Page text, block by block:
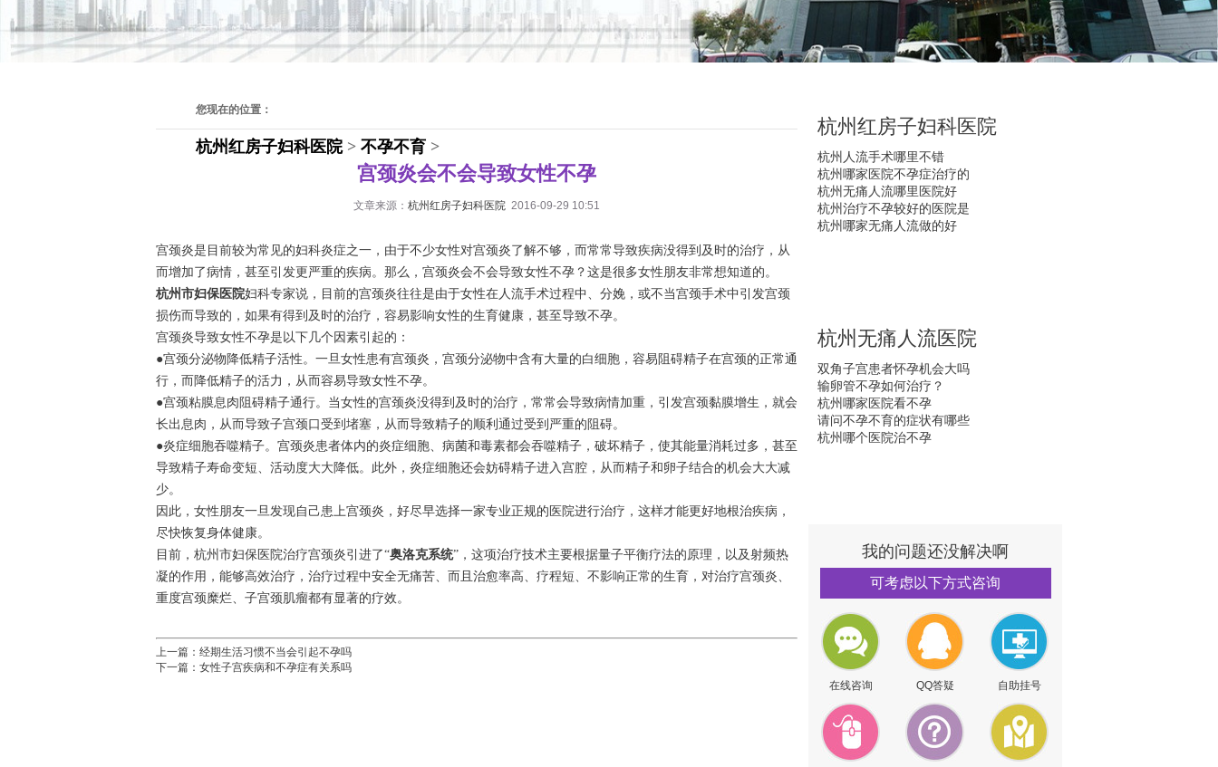
您现在的位置：
杭州红房子妇科医院> 不孕不育 >
宫颈炎会不会导致女性不孕
文章来源： 杭州红房子妇科医院 2016-09-29 10:51
宫颈炎是目前较为常见的妇科炎症之一，由于不少女性对宫颈炎了解不够，而常常导致疾病没得到及时的治疗，从
而增加了病情，甚至引发更严重的疾病。那么，宫颈炎会不会导致女性不孕？这是很多女性朋友非常想知道的。
杭州市妇保医院妇科专家说，目前的宫颈炎往往是由于女性在人流手术过程中、分娩，或不当宫颈手术中引发宫颈
损伤而导致的，如果有得到及时的治疗，容易影响女性的生育健康，甚至导致不孕。
宫颈炎导致女性不孕是以下几个因素引起的：
●宫颈分泌物降低精子活性。一旦女性患有宫颈炎，宫颈分泌物中含有大量的白细胞，容易阻碍精子在宫颈的正常通
行，而降低精子的活力，从而容易导致女性不孕。
●宫颈粘膜息肉阻碍精子通行。当女性的宫颈炎没得到及时的治疗，常常会导致病情加重，引发宫颈黏膜增生，就会
长出息肉，从而导致子宫颈口受到堵塞，从而导致精子的顺利通过受到严重的阻碍。
●炎症细胞吞噬精子。宫颈炎患者体内的炎症细胞、病菌和毒素都会吞噬精子，破坏精子，使其能量消耗过多，甚至
导致精子寿命变短、活动度大大降低。此外，炎症细胞还会妨碍精子进入宫腔，从而精子和卵子结合的机会大大减
少。
因此，女性朋友一旦发现自己患上宫颈炎，好尽早选择一家专业正规的医院进行治疗，这样才能更好地根治疾病，
尽快恢复身体健康。
目前，杭州市妇保医院治疗宫颈炎引进了“奥洛克系统”，这项治疗技术主要根据量子平衡疗法的原理，以及射频热
凝的作用，能够高效治疗，治疗过程中安全无痛苦、而且治愈率高、疗程短、不影响正常的生育，对治疗宫颈炎、
重度宫颈糜烂、子宫颈肌瘤都有显著的疗效。
上一篇： 经期生活习惯不当会引起不孕吗
下一篇： 女性子宫疾病和不孕症有关系吗
杭州红房子妇科医院
杭州人流手术哪里不错
杭州哪家医院不孕症治疗的
杭州无痛人流哪里医院好
杭州治疗不孕较好的医院是
杭州哪家无痛人流做的好
杭州无痛人流医院
双角子宫患者怀孕机会大吗
输卵管不孕如何治疗？
杭州哪家医院看不孕
请问不孕不育的症状有哪些
杭州哪个医院治不孕
我的问题还没解决啊
可考虑以下方式咨询
在线咨询 QQ答疑 自助挂号